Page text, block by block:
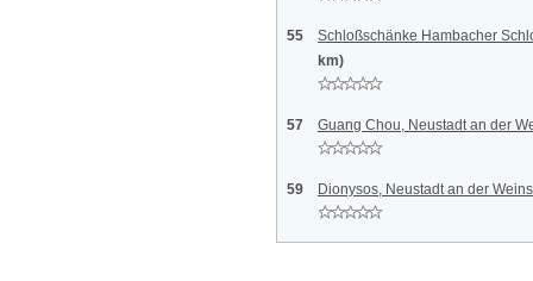
55
Schloßschänke Hambacher
km)
57 Guang Chou, Neustadt an der
59 Dionysos, Neustadt an der